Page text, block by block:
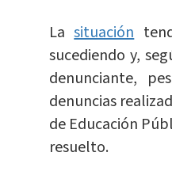
Lasituación
sucediendo y,
denunciante,
denuncias
de Educación
resuelto.